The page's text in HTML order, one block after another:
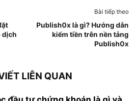
dịch
Bài tiếp theo
Publish0x là gì? Hướng dẫn
kiếm tiền trên nền tảng
Publish0x
LIÊN QUAN